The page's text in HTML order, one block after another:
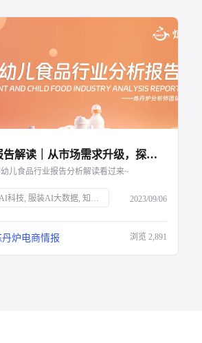
报告解读｜从市场需求升级，探索婴幼儿食品赛道新增量
儿食品行业报告分析解读看过来~
AI科技, 服装AI大数据, 知衣科技, 母婴市场, 婴幼儿食品, 育儿趋势, 二三胎政策, 效率育儿, 婴幼儿营养品, 特殊配方奶粉, 乳铁蛋白, 雀巢, 超启能恩, 水解蛋白, 市场分析, 消费升级 2023/09/06
丹炉电商情报 浏览 2,891